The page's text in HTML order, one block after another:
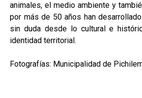
animales, el medio ambiente y
por más de 50 años han
sin duda desde lo cultural e
identidad territorial.
Fotografías: Municipalidad de